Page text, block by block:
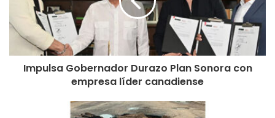
Impulsa Gobernador Durazo Plan Sonora con
empresa líder canadiense